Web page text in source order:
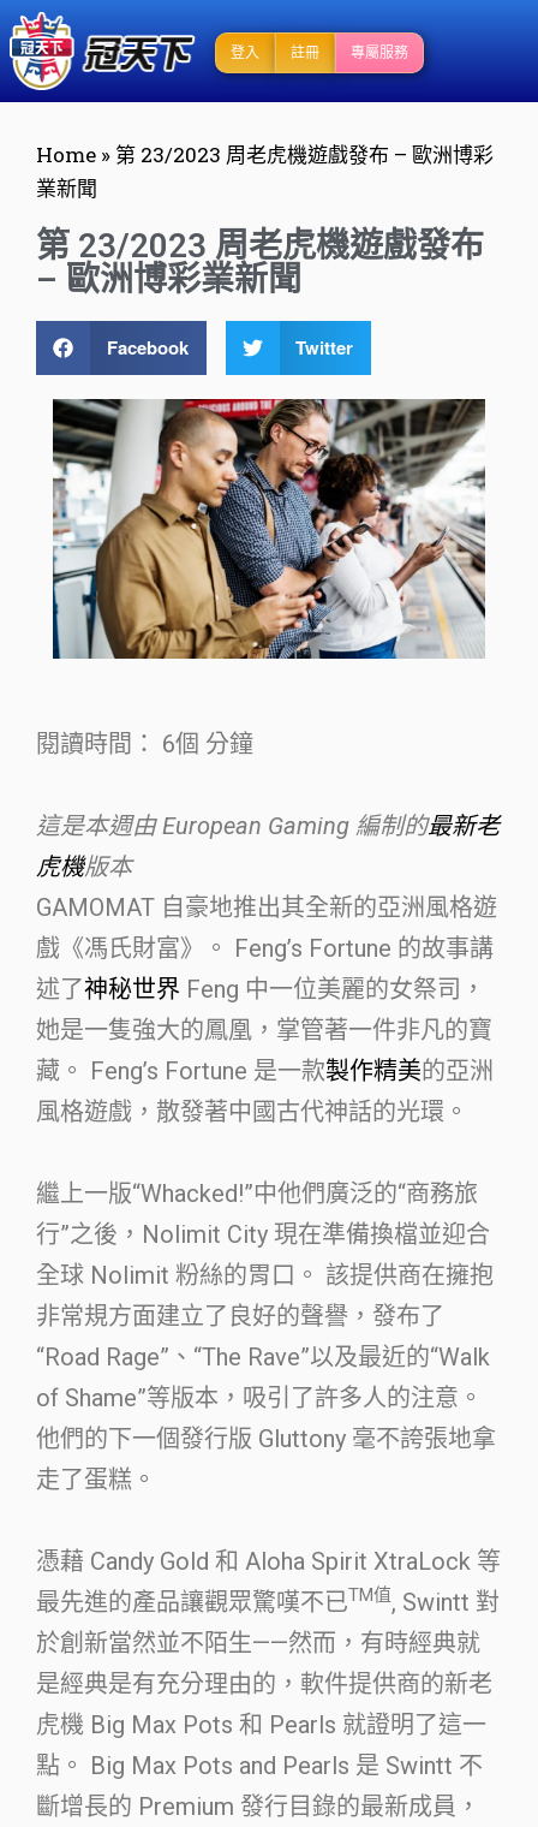
登入 註冊 專屬服務
Home » 第 23/2023 周老虎機遊戲發布 – 歐洲博彩
業新聞
第 23/2023 周老虎機遊戲發布
– 歐洲博彩業新聞
Facebook Twitter
閱讀時間： 6個 分鐘
這是本週由 European Gaming 編制的最新老
虎機版本
GAMOMAT 自豪地推出其全新的亞洲風格遊
戲《馮氏財富》。 Feng’s Fortune 的故事講
述了神秘世界 Feng 中一位美麗的女祭司，
她是一隻強大的鳳凰，掌管著一件非凡的寶
藏。 Feng’s Fortune 是一款製作精美的亞洲
風格遊戲，散發著中國古代神話的光環。
繼上一版“Whacked!”中他們廣泛的“商務旅
行”之後，Nolimit City 現在準備換檔並迎合
全球 Nolimit 粉絲的胃口。 該提供商在擁抱
非常規方面建立了良好的聲譽，發布了
“Road Rage”、“The Rave”以及最近的“Walk
of Shame”等版本，吸引了許多人的注意。
他們的下一個發行版 Gluttony 毫不誇張地拿
走了蛋糕。
憑藉 Candy Gold 和 Aloha Spirit XtraLock 等
最先進的產品讓觀眾驚嘆不已TM值, Swintt 對
於創新當然並不陌生——然而，有時經典就
是經典是有充分理由的，軟件提供商的新老
虎機 Big Max Pots 和 Pearls 就證明了這一
點。 Big Max Pots and Pearls 是 Swintt 不
斷增長的 Premium 發行目錄的最新成員，